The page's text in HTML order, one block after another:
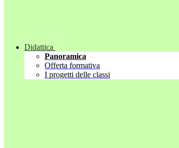
Didattica
Panoramica
Offerta formativa
I progetti delle classi